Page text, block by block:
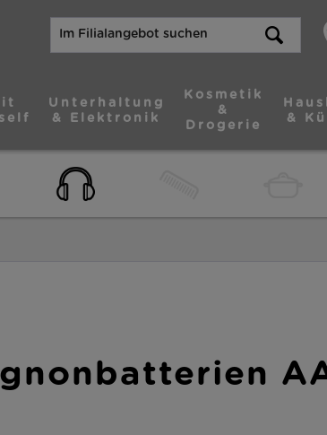
it
Unterhaltung
& Elektronik
Kosmetik
&
Drogerie
&